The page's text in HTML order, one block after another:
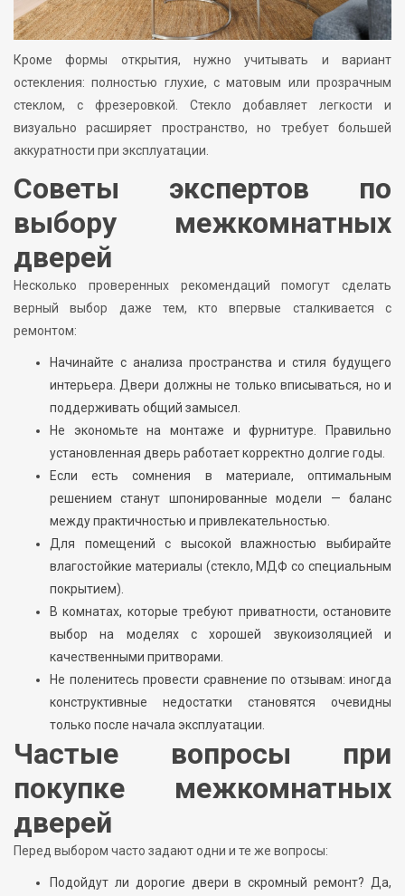
Кроме формы открытия, нужно учитывать и вариант
остекления: полностью глухие, с матовым или прозрачным
стеклом, с фрезеровкой. Стекло добавляет легкости и
визуально расширяет пространство, но требует большей
аккуратности при эксплуатации.
Советы экспертов по
выбору межкомнатных
дверей
Несколько проверенных рекомендаций помогут сделать
верный выбор даже тем, кто впервые сталкивается с
ремонтом:
Начинайте с анализа пространства и стиля будущего
интерьера. Двери должны не только вписываться, но и
поддерживать общий замысел.
Не экономьте на монтаже и фурнитуре. Правильно
установленная дверь работает корректно долгие годы.
Если есть сомнения в материале, оптимальным
решением станут шпонированные модели — баланс
между практичностью и привлекательностью.
Для помещений с высокой влажностью выбирайте
влагостойкие материалы (стекло, МДФ со специальным
покрытием).
В комнатах, которые требуют приватности, остановите
выбор на моделях с хорошей звукоизоляцией и
качественными притворами.
Не поленитесь провести сравнение по отзывам: иногда
конструктивные недостатки становятся очевидны
только после начала эксплуатации.
Частые вопросы при
покупке межкомнатных
дверей
Перед выбором часто задают одни и те же вопросы:
Подойдут ли дорогие двери в скромный ремонт? Да,